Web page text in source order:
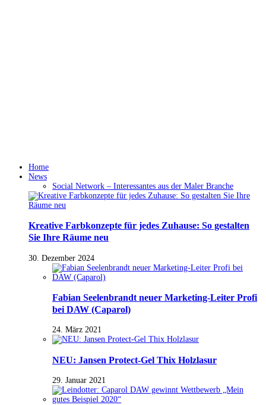
Home
News
Social Network – Interessantes aus der Maler Branche
Kreative Farbkonzepte für jedes Zuhause: So gestalten
Sie Ihre Räume neu
30. Dezember 2024
Fabian Seelenbrandt neuer Marketing-Leiter Profi
bei DAW (Caparol)
24. März 2021
NEU: Jansen Protect-Gel Thix Holzlasur
29. Januar 2021